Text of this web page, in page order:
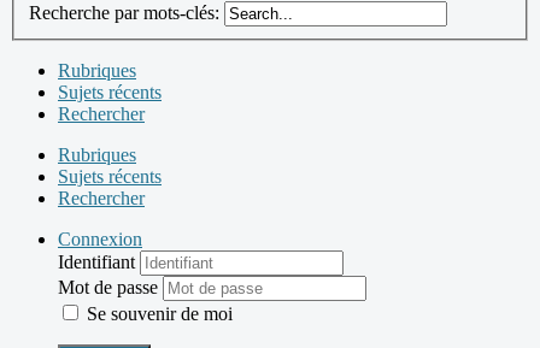
Recherche par mots-clés:
Rubriques
Sujets récents
Rechercher
Rubriques
Sujets récents
Rechercher
Connexion
Identifiant
Mot de passe
Se souvenir de moi